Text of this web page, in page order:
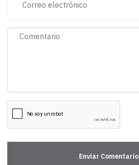
Enviar Comentario